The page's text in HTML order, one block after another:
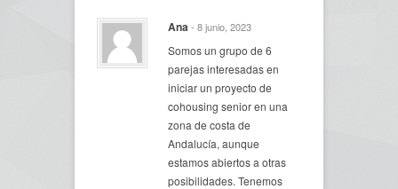
Ana- 8 junio, 2023
Somos un grupo de 6
parejas interesadas en
iniciar un proyecto de
cohousing senior en una
zona de costa de
Andalucía, aunque
estamos abiertos a otras
posibilidades. Tenemos